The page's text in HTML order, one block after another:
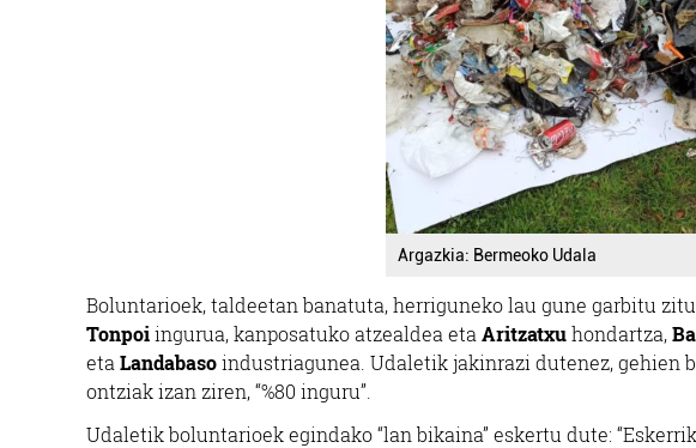
Argazkia: Bermeoko Udala
Boluntarioek, taldeetan banatuta, herriguneko lau gune garbitu
Tonpoiingurua, kanposatuko atzealdea eta Aritzatxuhondartza,
eta Landabasoindustriagunea. Udaletik jakinrazi dutenez, gehien
ontziak izan ziren, “%80 inguru”.
Udaletik boluntarioek egindako “lan bikaina” eskertu dute: